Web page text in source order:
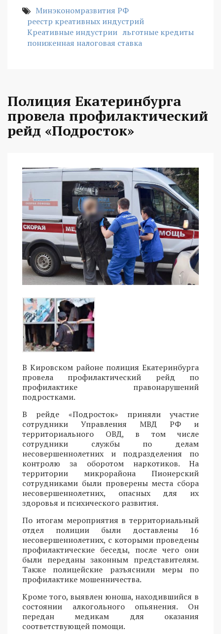
Минэкономразвития РФ
реестр креативных индустрий
Креативные индустрии льготные кредиты
пониженная налоговая ставка
Полиция Екатеринбурга
провела профилактический
рейд «Подросток»
В Кировском районе полиция Екатеринбурга
провела профилактический рейд по
профилактике правонарушений
подростками.
В рейде «Подросток» приняли участие
сотрудники Управления МВД РФ и
территориального ОВД, в том числе
сотрудники службы по делам
несовершеннолетних и подразделения по
контролю за оборотом наркотиков. На
территории микрорайона Пионерский
сотрудниками были проверены места сбора
несовершеннолетних, опасных для их
здоровья и психического развития.
По итогам мероприятия в территориальный
отдел полиции были доставлены 16
несовершеннолетних, с которыми проведены
профилактические беседы, после чего они
были переданы законным представителям.
Также полицейские разъяснили меры по
профилактике мошенничества.
Кроме того, выявлен юноша, находившийся в
состоянии алкогольного опьянения. Он
передан медикам для оказания
соответствующей помощи.